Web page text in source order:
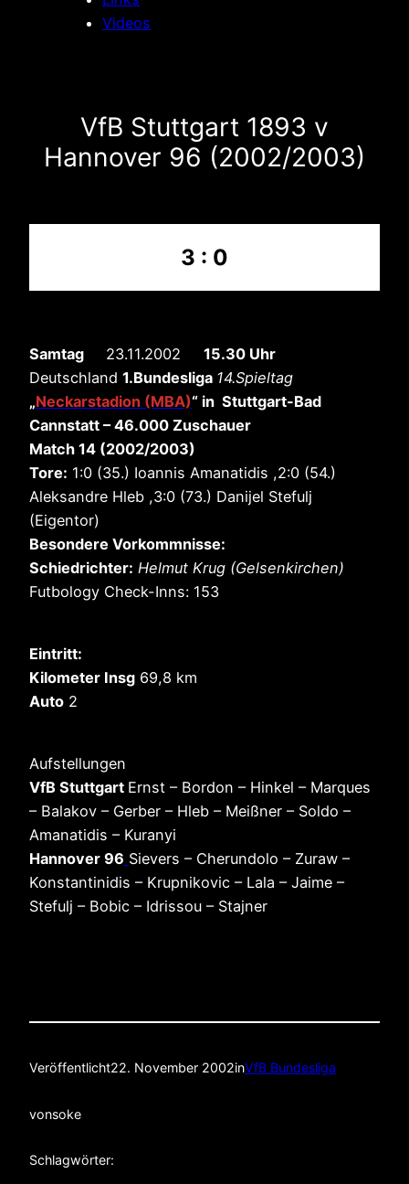
Videos
VfB Stuttgart 1893 v
Hannover 96 (2002/2003)
3 : 0
Samtag 23.11.2002 15.30 Uhr
Deutschland 1.Bundesliga 14.Spieltag
„Neckarstadion (MBA)“ in Stuttgart-Bad
Cannstatt – 46.000 Zuschauer
Match 14 (2002/2003)
Tore: 1:0 (35.) Ioannis Amanatidis ,2:0 (54.)
Aleksandre Hleb ,3:0 (73.) Danijel Stefulj
(Eigentor)
Besondere Vorkommnisse:
Schiedrichter: Helmut Krug (Gelsenkirchen)
Futbology Check-Inns: 153
Eintritt:
Kilometer Insg 69,8 km
Auto 2
Aufstellungen
VfB Stuttgart Ernst – Bordon – Hinkel – Marques
– Balakov – Gerber – Hleb – Meißner – Soldo –
Amanatidis – Kuranyi
Hannover 96 Sievers – Cherundolo – Zuraw –
Konstantinidis – Krupnikovic – Lala – Jaime –
Stefulj – Bobic – Idrissou – Stajner
Veröffentlicht22. November 2002inVfB Bundesliga
vonsoke
Schlagwörter: